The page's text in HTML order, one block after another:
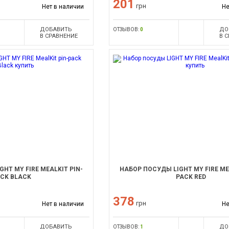
Нет в наличии
ДОБАВИТЬ
В СРАВНЕНИЕ
201 грн
ОТЗЫВОВ:0
В
MY FIRE MEALKIT PIN-
BLACK
Нет в наличии
ДОБАВИТЬ
НАБОР ПОСУДЫ LIGHT MY FIRE
PACK RED
378 грн
ОТЗЫВОВ: 1